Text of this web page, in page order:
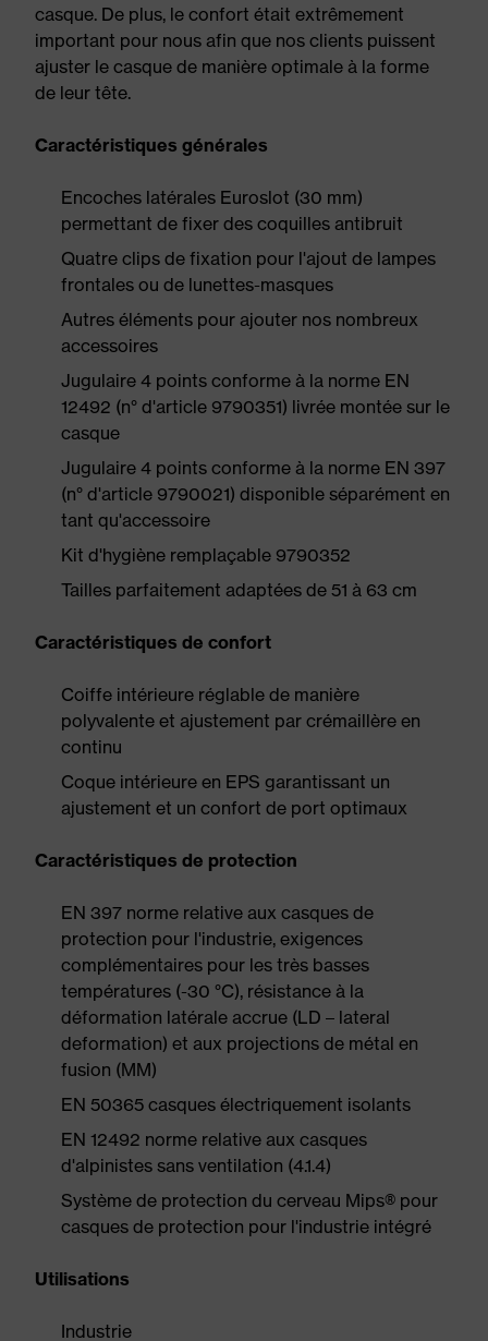
casque. De plus, le confort était extrêmement
important pour nous afin que nos clients puissent
ajuster le casque de manière optimale à la forme
de leur tête.
Caractéristiques générales
Encoches latérales Euroslot (30 mm)
permettant de fixer des coquilles antibruit
Quatre clips de fixation pour l'ajout de lampes
frontales ou de lunettes-masques
Autres éléments pour ajouter nos nombreux
accessoires
Jugulaire 4 points conforme à la norme EN
12492 (n° d'article 9790351) livrée montée sur le
casque
Jugulaire 4 points conforme à la norme EN 397
(n° d'article 9790021) disponible séparément en
tant qu'accessoire
Kit d'hygiène remplaçable 9790352
Tailles parfaitement adaptées de 51 à 63 cm
Caractéristiques de confort
Coiffe intérieure réglable de manière
polyvalente et ajustement par crémaillère en
continu
Coque intérieure en EPS garantissant un
ajustement et un confort de port optimaux
Caractéristiques de protection
EN 397 norme relative aux casques de
protection pour l'industrie, exigences
complémentaires pour les très basses
températures (-30 °C), résistance à la
déformation latérale accrue (LD – lateral
deformation) et aux projections de métal en
fusion (MM)
EN 50365 casques électriquement isolants
EN 12492 norme relative aux casques
d'alpinistes sans ventilation (4.1.4)
Système de protection du cerveau Mips® pour
casques de protection pour l'industrie intégré
Utilisations
Industrie